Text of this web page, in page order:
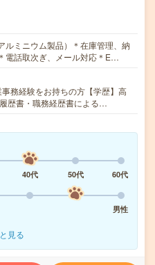
ルミニウム製品）＊在庫管理、納
電話取次ぎ、メール対応＊E…
務経験をお持ちの方【学歴】高
歴書・職務経歴書による…
40代 50代
60代
男性
見る